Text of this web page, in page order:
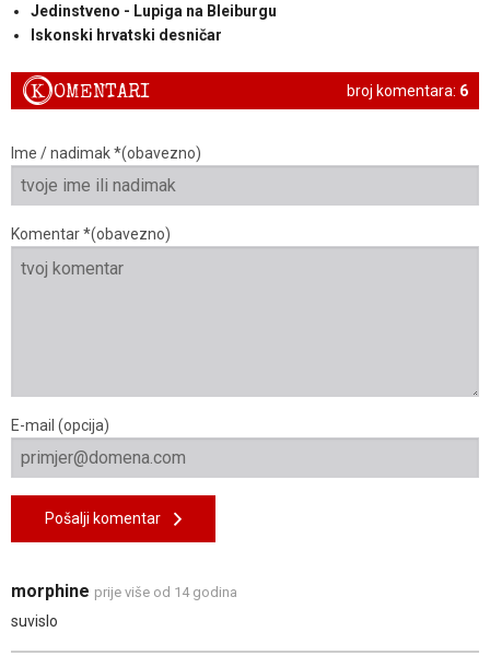
Jedinstveno - Lupiga na Bleiburgu
Iskonski hrvatski desničar
broj komentara: 6
KOMENTARI
Ime / nadimak *(obavezno)
Komentar *(obavezno)
E-mail (opcija)
Pošalji komentar
morphine prije više od 14 godina
suvislo